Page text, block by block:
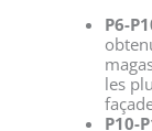
P6-
les
P10-